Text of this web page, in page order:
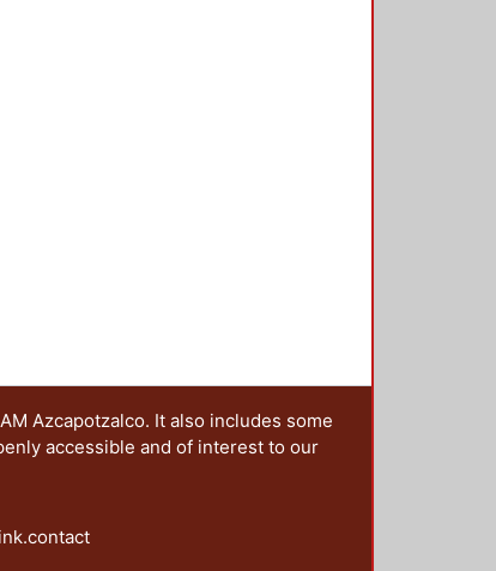
Azcapotzalco. It also includes some
accessible and of interest to our